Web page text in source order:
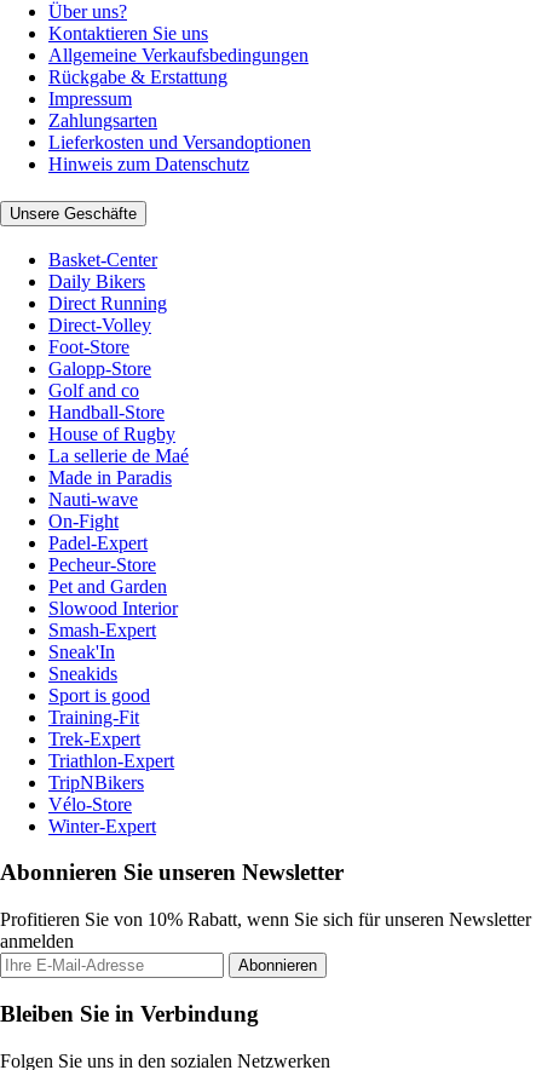
Über uns?
Kontaktieren Sie uns
Allgemeine Verkaufsbedingungen
Rückgabe & Erstattung
Impressum
Zahlungsarten
Lieferkosten und Versandoptionen
Hinweis zum Datenschutz
Unsere Geschäfte
Basket-Center
Daily Bikers
Direct Running
Direct-Volley
Foot-Store
Galopp-Store
Golf and co
Handball-Store
House of Rugby
La sellerie de Maé
Made in Paradis
Nauti-wave
On-Fight
Padel-Expert
Pecheur-Store
Pet and Garden
Slowood Interior
Smash-Expert
Sneak'In
Sneakids
Sport is good
Training-Fit
Trek-Expert
Triathlon-Expert
TripNBikers
Vélo-Store
Winter-Expert
Abonnieren Sie unseren Newsletter
Profitieren Sie von 10% Rabatt, wenn Sie sich für unseren Newsletter
anmelden
Abonnieren
Bleiben Sie in Verbindung
Folgen Sie uns in den sozialen Netzwerken